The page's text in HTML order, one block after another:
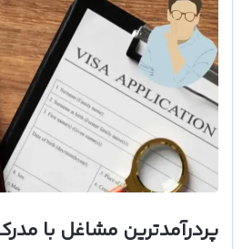
پردرآمدترین مشاغل با